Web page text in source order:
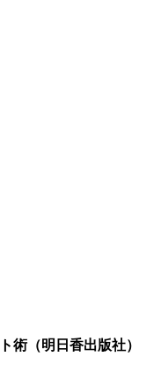
術（明日香出版社）